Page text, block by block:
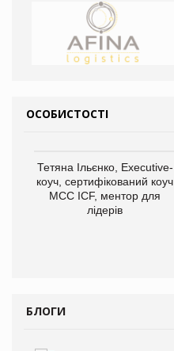
ОСОБИСТОСТІ
Тетяна Ільєнко, Executive-
коуч, сертифікований коуч
МСС ICF, ментор для
лідерів
БЛОГИ